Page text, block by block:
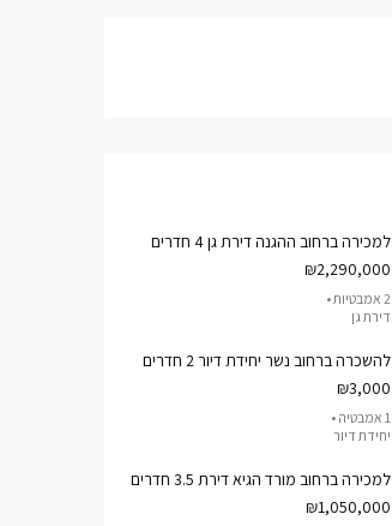
למכירה ברחוב ההגנה דירת גן 4 חדרים
₪2,290,000
2 אמבטיות •
דירת גן
להשכרה ברחוב נשר יחידת דיור 2 חדרים
₪3,000
1 אמבטיה •
יחידת דיור
למכירה ברחוב מורד הגיא דירת 3.5 חדרים
₪1,050,000